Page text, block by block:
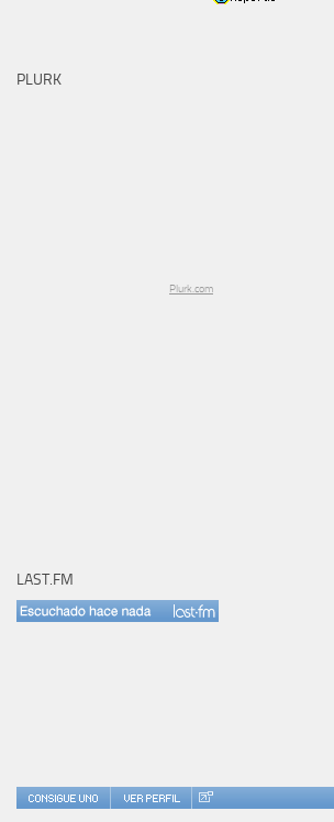
PLURK
Plurk.com
LAST.FM